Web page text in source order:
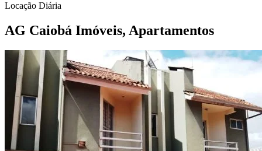
Locação Diária
AG Caiobá Imóveis, Apartamentos